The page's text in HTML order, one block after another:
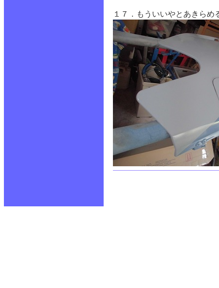
１７．もういいやとあきら